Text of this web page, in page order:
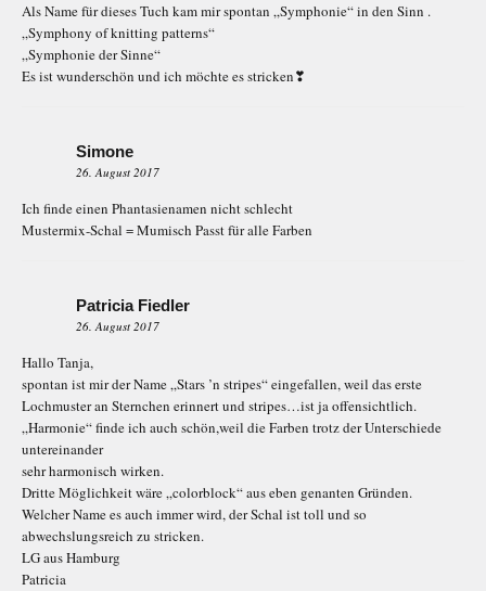
Als Name für dieses Tuch kam mir spontan „Symphonie“ in den Sinn .
„Symphony of knitting patterns“
„Symphonie der Sinne“
Es ist wunderschön und ich möchte es stricken❣
Simone
26. August 2017
Ich finde einen Phantasienamen nicht schlecht
Mustermix-Schal = Mumisch Passt für alle Farben
Patricia Fiedler
26. August 2017
Hallo Tanja,
spontan ist mir der Name „Stars ’n stripes“ eingefallen, weil das erste
Lochmuster an Sternchen erinnert und stripes…ist ja offensichtlich.
„Harmonie“ finde ich auch schön,weil die Farben trotz der Unterschiede
untereinander
sehr harmonisch wirken.
Dritte Möglichkeit wäre „colorblock“ aus eben genanten Gründen.
Welcher Name es auch immer wird, der Schal ist toll und so
abwechslungsreich zu stricken.
LG aus Hamburg
Patricia